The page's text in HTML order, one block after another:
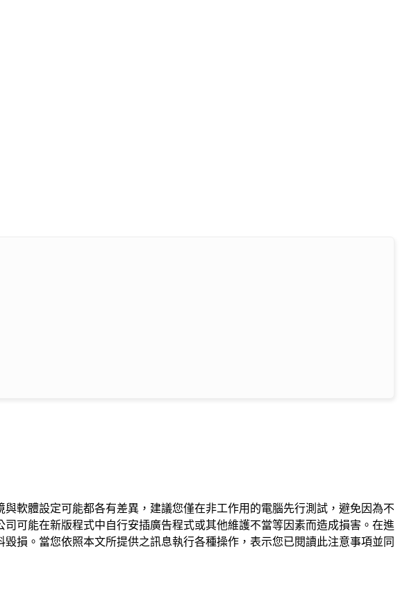
軟體設定可能都各有差異，建議您僅在非工作用的電腦先行測試，避免因為不
可能在新版程式中自行安插廣告程式或其他維護不當等因素而造成損害。在進
損。當您依照本文所提供之訊息執行各種操作，表示您已閱讀此注意事項並同